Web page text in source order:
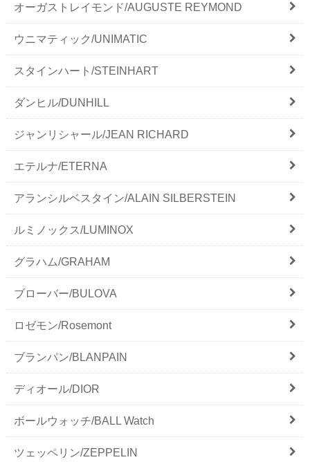
オーガストレイモンド/AUGUSTE REYMOND
ウニマティック/UNIMATIC
スタインハート/STEINHART
ダンヒル/DUNHILL
ジャンリシャール/JEAN RICHARD
エテルナ/ETERNA
アランシルベスタイン/ALAIN SILBERSTEIN
ルミノックス/LUMINOX
グラハム/GRAHAM
ブローバー/BULOVA
ロゼモン/Rosemont
ブランパン/BLANPAIN
ディオール/DIOR
ボールウォッチ/BALL Watch
ツェッペリン/ZEPPELIN